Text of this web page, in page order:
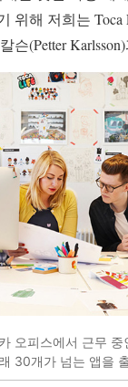
위해 저희는
슨(Petter
오피스에서 근무
30개가 넘는 앱을